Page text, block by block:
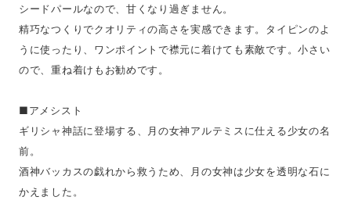
シードパールなので、甘くなり過ぎません。
精巧なつくりでクオリティの高さを実感できます。タイピンのよ
うに使ったり、ワンポイントで襟元に着けても素敵です。小さい
ので、重ね着けもお勧めです。
■アメシスト
ギリシャ神話に登場する、月の女神アルテミスに仕える少女の名
前。
酒神バッカスの戯れから救うため、月の女神は少女を透明な石に
かえました。